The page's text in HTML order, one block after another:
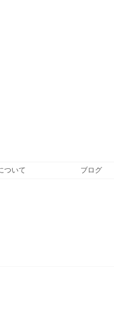
ついて ブログ